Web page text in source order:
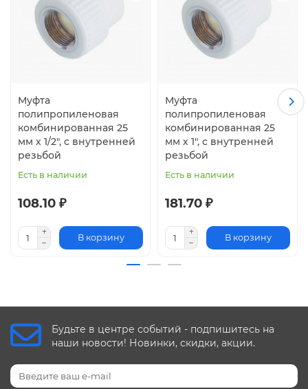
Муфта
полипропиленовая
комбинированная 25
мм х 1/2", с внутренней
резьбой
Есть в наличии
108.10 ₽
В корзину
Муфта
полипропиленовая
комбинированная 25
мм х 1", с внутренней
резьбой
Есть в наличии
181.70 ₽
В корзину
Будьте в центре событий - подпишитесь на
наши новости! Новинки, скидки, акции.